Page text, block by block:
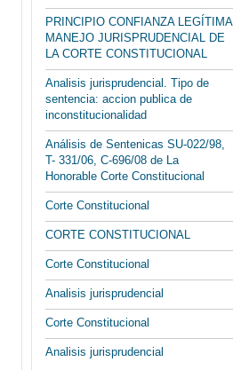
PRINCIPIO CONFIANZA LEGÍTIMA
MANEJO JURISPRUDENCIAL DE
LA CORTE CONSTITUCIONAL
Analisis jurisprudencial. Tipo de
sentencia: accion publica de
inconstitucionalidad
Análisis de Sentenicas SU-022/98,
T- 331/06, C-696/08 de La
Honorable Corte Constitucional
Corte Constitucional
CORTE CONSTITUCIONAL
Corte Constitucional
Analisis jurisprudencial
Corte Constitucional
Analisis jurisprudencial